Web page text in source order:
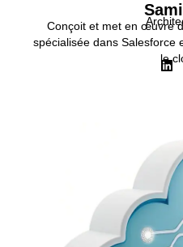
Conçoit et met en œuvre
spécialisée dans Salesforce
le